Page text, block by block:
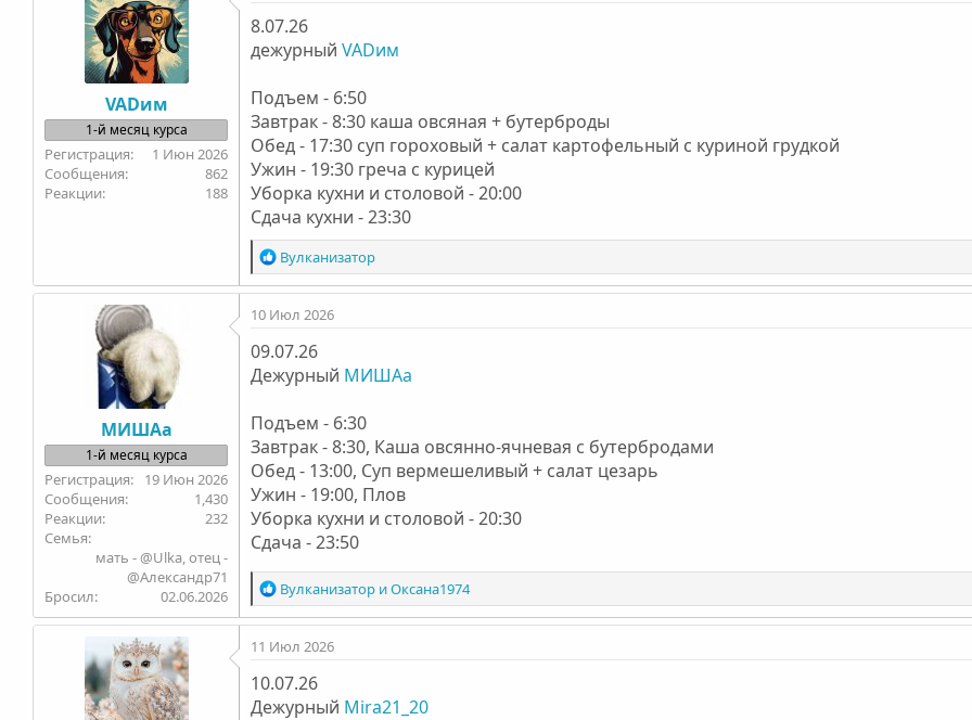
и
и
VADим
1-й месяц курса
1 Июн 2026
862
188
8.07.26
дежурныйVADим
Подъем - 6:50
Завтрак - 8:30 каша овсяная + бутерброды
Обед - 17:30 суп гороховый + салат картофельный с куриной грудкой
Ужин - 19:30 греча с курицей
Уборка кухни и столовой - 20:00
Сдача кухни - 23:30
Р
е
а
к
и
и
Вулканизатоp
МИШАа
1-й месяц курса
19 Июн 2026
1,430
232
Семья
мать - @Ulka, отец -
@Александр71
Бросил
02.06.2026
10 Июл 2026
09.07.26
Дежурный МИШАа
Подъем - 6:30
Завтрак - 8:30, Каша овсянно-ячневая с бутербродами
Обед - 13:00, Суп вермешеливый + салат цезарь
Ужин - 19:00, Плов
Уборка кухни и столовой - 20:30
Сдача - 23:50
Р
е
а
к
и
и
Вулканизатоp иОксана1974
11 Июл 2026
10.07.26
Дежурный Mira21_20